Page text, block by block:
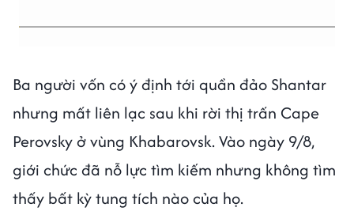
Ba người vốn có ý định tới quần đảo Shantar
nhưng mất liên lạc sau khi rời thị trấn Cape
Perovsky ở vùng Khabarovsk. Vào ngày 9/8,
giới chức đã nỗ lực tìm kiếm nhưng không tìm
thấy bất kỳ tung tích nào của họ.